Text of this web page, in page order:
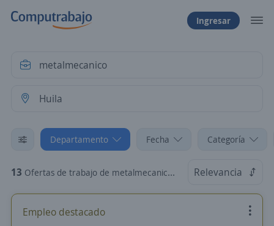
Ingresar
Departamento Fecha Categoría
13 Ofertas de trabajo de metalmecanico en Huila Relevancia
Empleo destacado